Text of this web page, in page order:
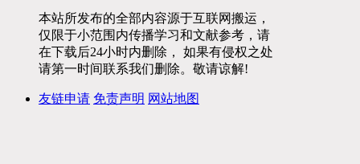
本站所发布的全部内容源于互联网搬运，
仅限于小范围内传播学习和文献参考，请
在下载后24小时内删除， 如果有侵权之处
请第一时间联系我们删除。敬请谅解!
友链申请 免责声明 网站地图